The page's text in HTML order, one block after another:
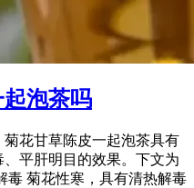
泡茶吗
花甘草陈皮一起泡茶具有
平肝明目的效果。下文为
毒 菊花性寒，具有清热解毒